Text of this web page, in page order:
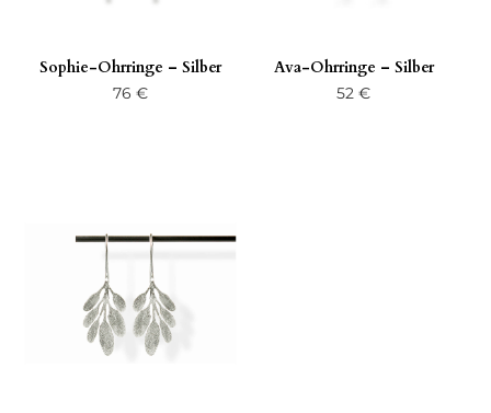
Sophie-Ohrringe – Silber
76€
Ava-Ohrringe – Silber
52€